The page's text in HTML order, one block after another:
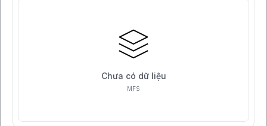
Chưa có dữ liệu
MFS